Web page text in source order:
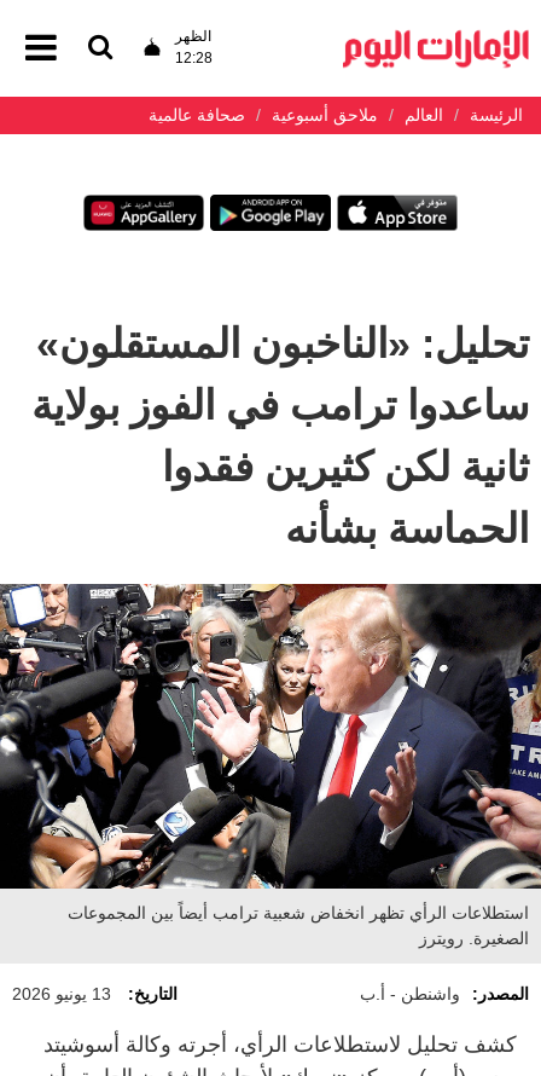
الظهر
12:28
الرئيسة العالم ملاحق أسبوعية صحافة عالمية
تحليل: «الناخبون المستقلون»
ساعدوا ترامب في الفوز بولاية
ثانية لكن كثيرين فقدوا
الحماسة بشأنه
استطلاعات الرأي تظهر انخفاض شعبية ترامب أيضاً بين المجموعات
الصغيرة. رويترز
المصدر: واشنطن - أ.ب التاريخ: 13 يونيو 2026
كشف تحليل لاستطلاعات الرأي، أجرته وكالة أسوشيتد